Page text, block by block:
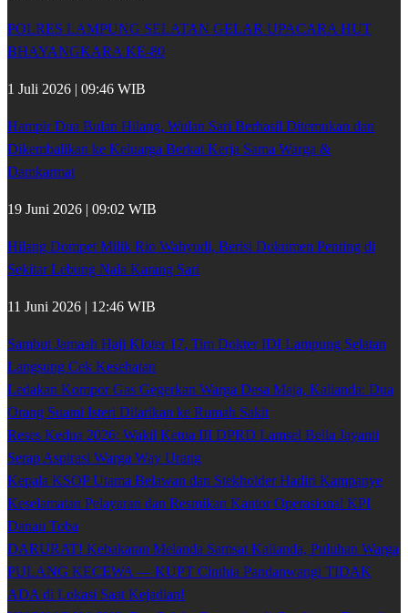
POLRES LAMPUNG SELATAN GELAR UPACARA HUT
BHAYANGKARA KE-80
1 Juli 2026 | 09:46 WIB
Hampir Dua Bulan Hilang, Wulan Sari Berhasil Ditemukan dan
Dikembalikan ke Keluarga Berkat Kerja Sama Warga &
Damkarmat
19 Juni 2026 | 09:02 WIB
Hilang Dompet Milik Rio Wahyudi, Berisi Dokumen Penting di
Sekitar Lebung Nala Karang Sari
11 Juni 2026 | 12:46 WIB
Sambut Jamaah Haji Kloter 17, Tim Dokter IDI Lampung Selatan
Langsung Cek Kesehatan
Ledakan Kompor Gas Gegerkan Warga Desa Maja, Kalianda: Dua
Orang Suami Isteri Dilarikan ke Rumah Sakit
Reses Kedua 2026: Wakil Ketua III DPRD Lamsel Bella Jayanti
Serap Aspirasi Warga Way Urang
Kepala KSOP Utama Belawan dan Stekholder Hadiri Kampanye
Keselamatan Pelayaran dan Resmikan Kantor Operasional KPI
Danau Toba
DARURAT! Kebakaran Melanda Samsat Kalianda, Puluhan Warga
PULANG KECEWA — KUPT Cinthia Pandanwangi TIDAK
ADA di Lokasi Saat Kejadian!